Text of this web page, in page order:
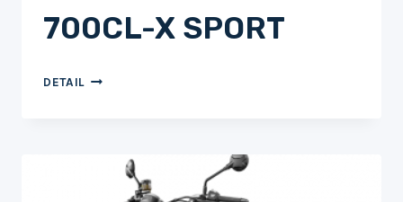
700CL-X SPORT
DETAIL 700CL-